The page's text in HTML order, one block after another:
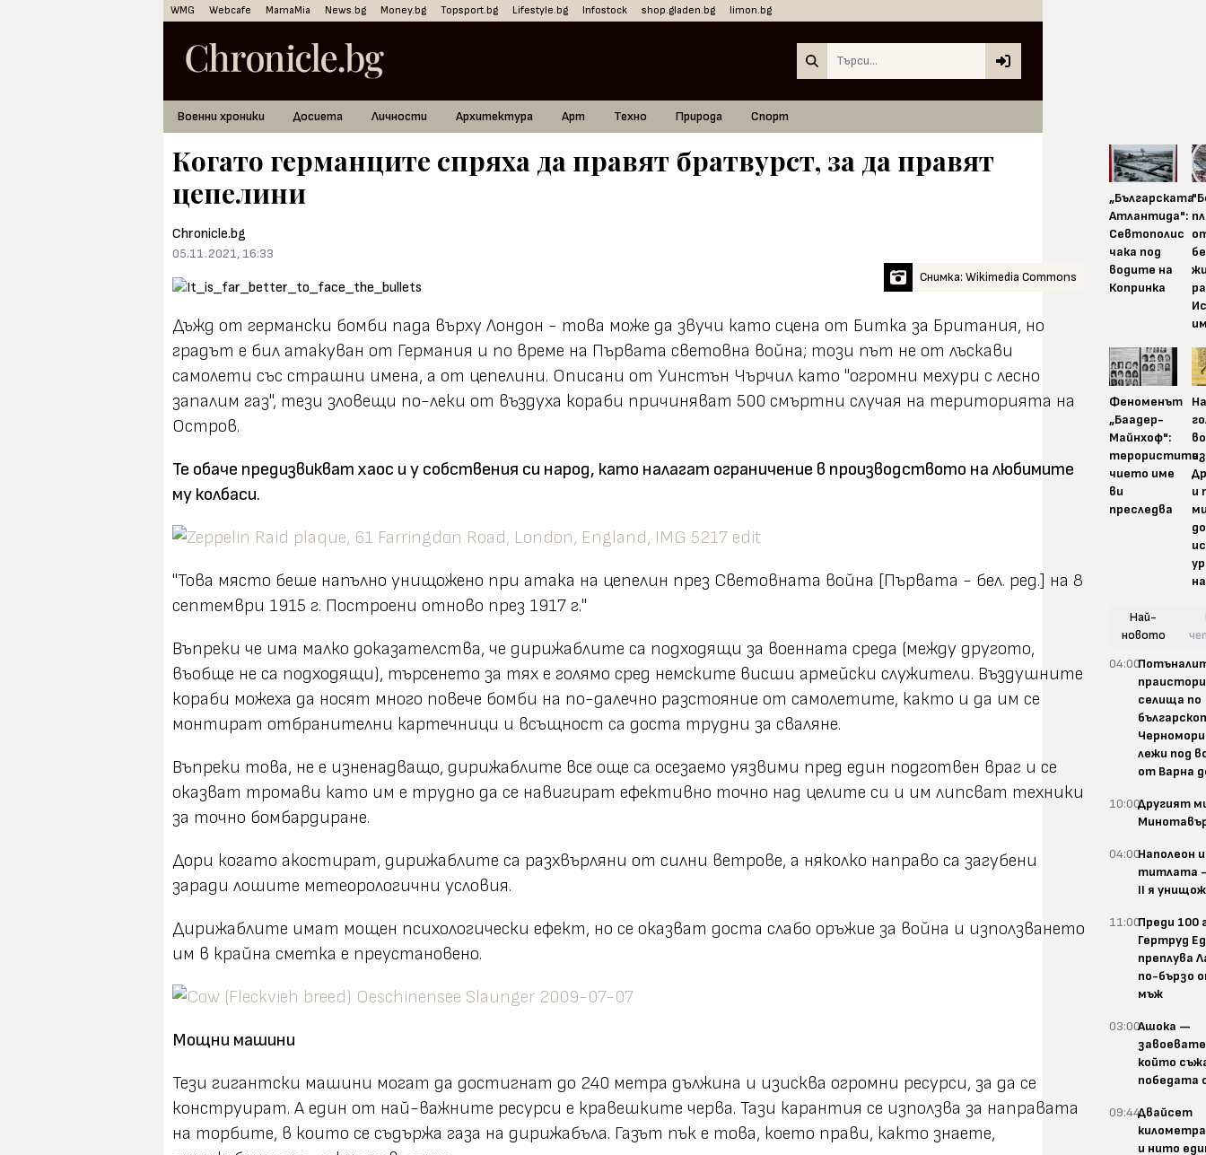
WMG Webcafe MamaMia News.bg Money.bg Topsport.bg Lifestyle.bg Infostock shop.gladen.bg limon.bg
Военни хроники Досиета Личности Архитектура Арт Техно Природа Спорт
Когато германците спряха да правят братвурст, за да правят
цепелини
Chronicle.bg
05.11.2021, 16:33
Снимка: Wikimedia Commons
Дъжд от германски бомби пада върху Лондон - това може да звучи като сцена от Битка за Британия, но
градът е бил атакуван от Германия и по време на Първата световна война; този път не от лъскави
самолети със страшни имена, а от цепелини. Описани от Уинстън Чърчил като "огромни мехури с лесно
запалим газ", тези зловещи по-леки от въздуха кораби причиняват 500 смъртни случая на територията на
Остров.
Те обаче предизвикват хаос и у собствения си народ, като налагат ограничение в производството на любимите
му колбаси.
"Това място беше напълно унищожено при атака на цепелин през Световната война [Първата - бел. ред.] на 8
септември 1915 г. Построени отново през 1917 г."
Въпреки че има малко доказателства, че дирижаблите са подходящи за военната среда (между другото,
въобще не са подходящи), търсенето за тях е голямо сред немските висши армейски служители. Въздушните
кораби можеха да носят много повече бомби на по-далечно разстояние от самолетите, както и да им се
монтират отбранителни картечници и всъщност са доста трудни за сваляне.
Въпреки това, не е изненадващо, дирижаблите все още са осезаемо уязвими пред един подготвен враг и се
оказват тромави като им е трудно да се навигират ефективно точно над целите си и им липсват техники
за точно бомбардиране.
Дори когато акостират, дирижаблите са разхвърляни от силни ветрове, а няколко направо са загубени
заради лошите метеорологични условия.
Дирижаблите имат мощен психологически ефект, но се оказват доста слабо оръжие за война и използването
им в крайна сметка е преустановено.
Мощни машини
Тези гигантски машини могат да достигнат до 240 метра дължина и изисква огромни ресурси, за да се
конструират. А един от най-важните ресурси е кравешките черва. Тази карантия се използва за направата
на торбите, в които се съдържа газа на дирижабъла. Газът пък е това, което прави, както знаете,
„Българската
Атлантида":
Севтополис
чака под
водите на
Копринка
Феноменът
„Баадер-
Майнхоф":
терористите,
чието име
ви
преследва
и
Най-
новото
04:00
селища по
лежи под
от Варна
10:00Другият
04:00Наполеон
титлата
II я
11:00Преди 100
Гертруд
преплува
по-бързо
мъж
03:00Ашока —
който
победата
09:44Двайсет
и нито